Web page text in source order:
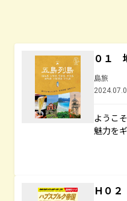
０１
島旅
ようこ
魅力を
Ｈ０